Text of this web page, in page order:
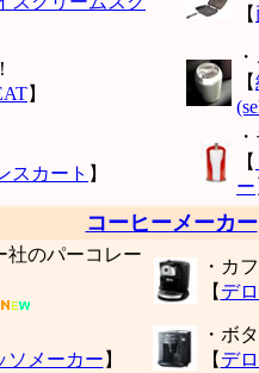
【
】
【
スカート 】
【
ー
コーヒーメーカー
社のパーコレー
・カ
【 デ
ソメーカー 】
・ボ
【 デ